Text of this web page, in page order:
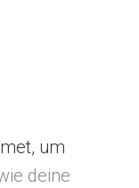
um
deine